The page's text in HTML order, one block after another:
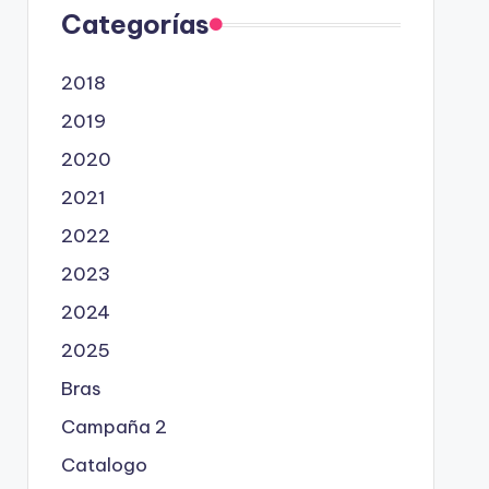
Categorías
2018
2019
2020
2021
2022
2023
2024
2025
Bras
Campaña 2
Catalogo